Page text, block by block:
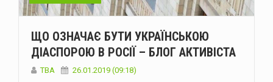
У Чернівцях п'яний водій Mercedes спричинив ДТП: у крові виявили 2,57 проміле алкоголю
У Чернівцях через аварію на Південно-Кільцевій майже на добу відключать воду у низці будинків
ЩО ОЗНАЧАЄ БУТИ УКРАЇНСЬКОЮ
ДІАСПОРОЮ В РОСІЇ – БЛОГ АКТИВІСТА
TBA 26.01.2019 (09:18)